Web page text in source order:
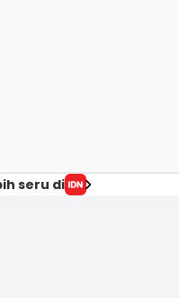
seru di